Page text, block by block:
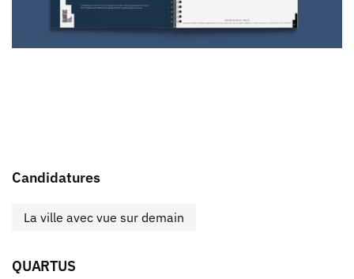
Candidatures
La ville avec vue sur demain
QUARTUS